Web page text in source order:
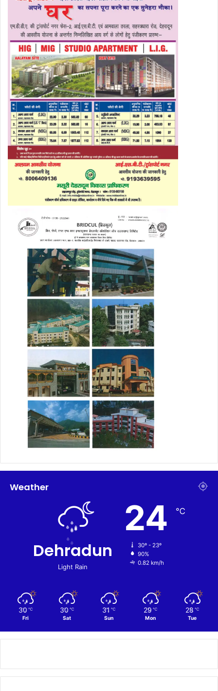
Weather
Dehradun
Light Rain
24 ℃
30º - 23º
90%
0.82 km/h
30 ℃
Fri
30 ℃
Sat
31 ℃
Sun
29 ℃
Mon
28 ℃
Tue